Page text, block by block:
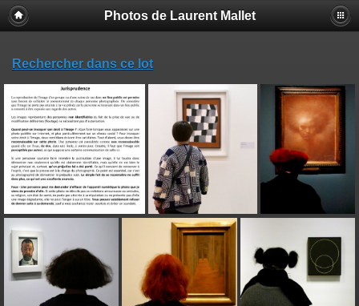
Photos de Laurent Mallet
Rechercher dans ce lot